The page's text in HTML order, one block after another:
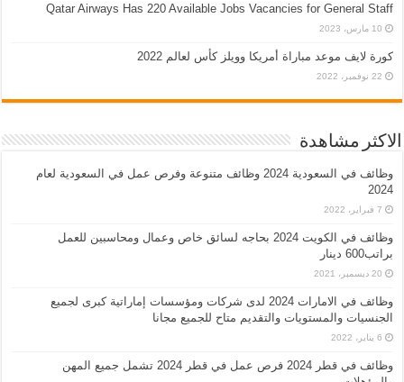
Qatar Airways Has 220 Available Jobs Vacancies for General Staff
10 مارس، 2023
كورة لايف موعد مباراة أمريكا وويلز كأس لعالم 2022
22 نوفمبر، 2022
الاكثر مشاهدة
وظائف في السعودية 2024 وظائف متنوعة وفرص عمل في السعودية لعام
2024
7 فبراير، 2022
وظائف في الكويت 2024 بحاجه لسائق خاص وعمال ومحاسبين للعمل
براتب600 دينار
20 ديسمبر، 2021
وظائف في الامارات 2024 لدى شركات ومؤسسات إماراتية كبرى لجميع
الجنسيات والمستويات والتقديم متاح للجميع مجانا
6 يناير، 2022
وظائف في قطر 2024 فرص عمل في قطر 2024 تشمل جميع المهن